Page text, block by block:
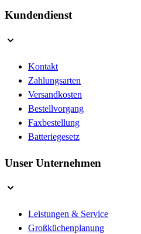
Kundendienst
Kontakt
Zahlungsarten
Versandkosten
Bestellvorgang
Faxbestellung
Batteriegesetz
Unser Unternehmen
Leistungen & Service
Großküchenplanung